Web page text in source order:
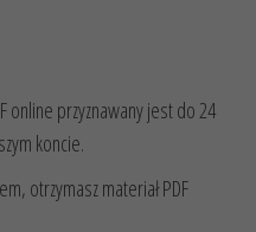
online przyznawany jest do 24
koncie.
otrzymasz materiał PDF